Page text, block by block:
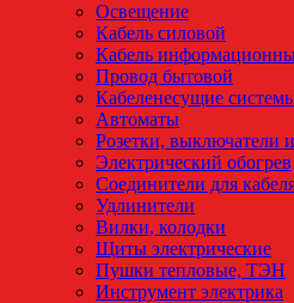
Освещение
Кабель силовой
Кабель
Провод бытовой
Кабеленесущие
Автоматы
Розетки, выключатели
Электрический обогрев
Соединители для
Удлинители
Вилки, колодки
Щиты электрические
Пушки тепловые, ТЭН
Инструмент электрика